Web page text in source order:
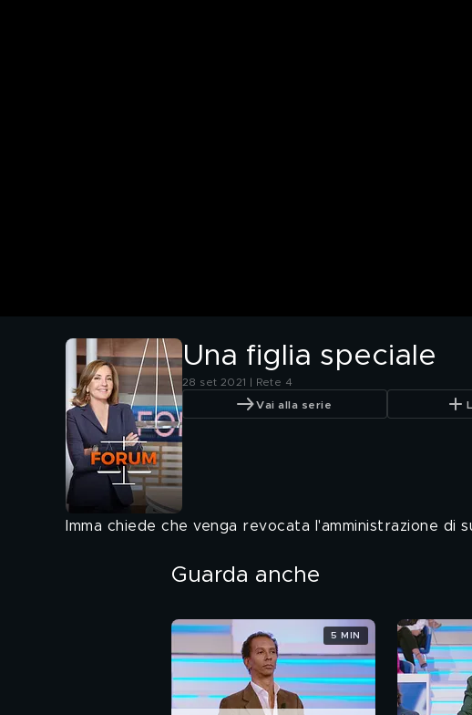
Una figlia speciale
28 set 2021 | Rete 4
Vai alla serie
Imma chiede che venga revocata l'amministrazione di
Guarda anche
5 MIN